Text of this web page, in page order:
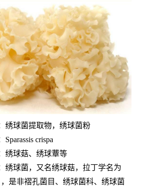
绣球菌提取物，绣球菌粉
Sparassis crispa
绣球菇、绣球蕈等
绣球菌，又名绣球菇，拉丁学名为
，是非褶孔菌目、绣球菌科、绣球菌